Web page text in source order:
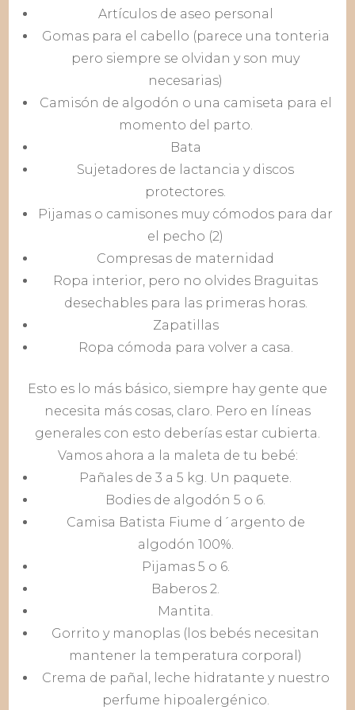
Artículos de aseo personal
Gomas para el cabello (parece una tonteria
pero siempre se olvidan y son muy
necesarias)
Camisón de algodón o una camiseta para el
momento del parto.
Bata
Sujetadores de lactancia y discos
protectores.
Pijamas o camisones muy cómodos para dar
el pecho (2)
Compresas de maternidad
Ropa interior, pero no olvides Braguitas
desechables para las primeras horas.
Zapatillas
Ropa cómoda para volver a casa.
Esto es lo más básico, siempre hay gente que
necesita más cosas, claro. Pero en líneas
generales con esto deberías estar cubierta.
Vamos ahora a la maleta de tu bebé:
Pañales de 3 a 5 kg. Un paquete.
Bodies de algodón 5 o 6.
Camisa Batista Fiume d´argento de
algodón 100%.
Pijamas 5 o 6.
Baberos 2.
Mantita.
Gorrito y manoplas (los bebés necesitan
mantener la temperatura corporal)
Crema de pañal, leche hidratante y nuestro
perfume hipoalergénico.